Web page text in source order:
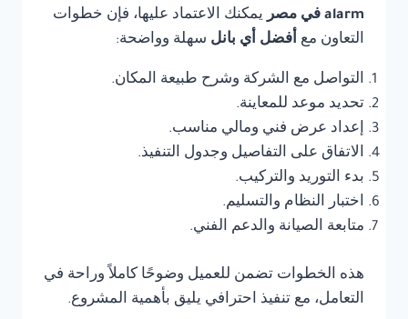
alarm في مصر
يمكنك الاعتماد عليها، فإن خطوات
التعاون مع أفضل أي بانل سهلة وواضحة:
التواصل مع الشركة وشرح طبيعة المكان.
تحديد موعد للمعاينة.
إعداد عرض فني ومالي مناسب.
الاتفاق على التفاصيل وجدول التنفيذ.
بدء التوريد والتركيب.
اختبار النظام والتسليم.
متابعة الصيانة والدعم الفني.
هذه الخطوات تضمن للعميل وضوحًا كاملاً وراحة في
التعامل، مع تنفيذ احترافي يليق بأهمية المشروع.